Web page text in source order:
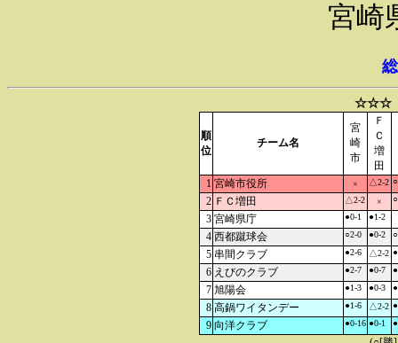
宮崎
☆☆☆
順
位
チーム名
宮
崎
市
Ｆ
Ｃ
増
田
1 宮崎市役所 × △2-2
2 ＦＣ増田 △2-2 ×
3 宮崎県庁 ●0-1 ●1-2
4 西都蹴球会 ○2-0 ●0-2
5 串間クラブ ●2-6 △2-2
6 えびのクラブ ●2-7 ●0-7
7 旭陽会 ●1-3 ●0-3
8 高鍋ワイタンデー ●1-6 △2-2
9 向洋クラブ ●0-16 ●0-1